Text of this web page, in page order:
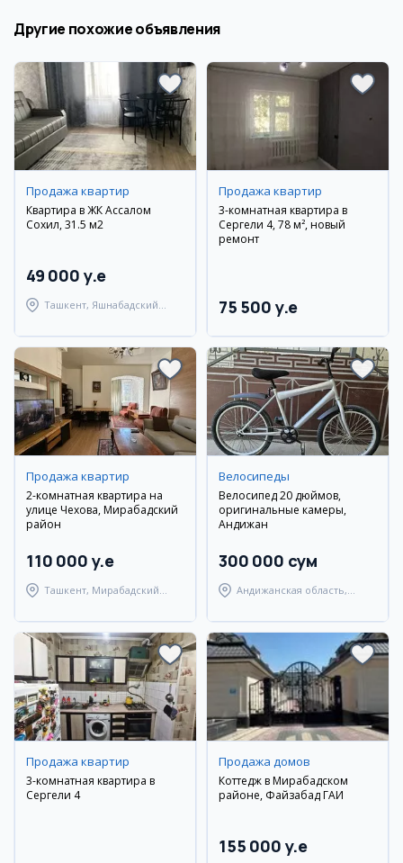
Другие похожие объявления
Продажа квартир
Квартира в ЖК Ассалом
Сохил, 31.5 м2
49 000 y.e
Ташкент, Яшнабадский
Продажа квартир
3-комнатная квартира в
Сергели 4, 78 м², новый
ремонт
75 500 y.e
Продажа квартир
2-комнатная квартира на
улице Чехова, Мирабадский
район
110 000 y.e
Ташкент, Мирабадский
Велосипеды
Велосипед 20 дюймов,
оригинальные камеры,
Андижан
300 000 сум
Андижанская область,
Продажа квартир
3-комнатная квартира в
Сергели 4
Продажа домов
Коттедж в Мирабадском
районе, Файзабад ГАИ
155 000 y.e